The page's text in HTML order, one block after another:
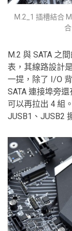
M.2_1 插槽結合
M.2 與 SATA 之
表，其線路設計
一提，除了 I/O
SATA 連接埠旁
可以再拉出 4 組
JUSB1、JUSB2